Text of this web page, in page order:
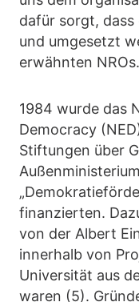
dafür sorgt,
und umgesetzt
erwähnten NROs.
1984 wurde das
Democracy
Stiftungen über
finanzierten.
von der Albert
innerhalb von
Universität aus
waren (5).